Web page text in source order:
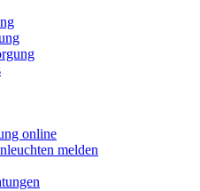
online
melden